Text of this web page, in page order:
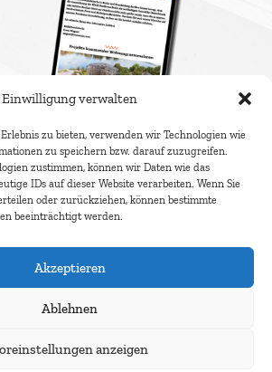
Einwilligung verwalten
zu bieten, verwenden wir Technologien wie
zu speichern bzw. darauf zuzugreifen.
zustimmen, können wir Daten wie das
IDs auf dieser Website verarbeiten. Wenn Sie
oder zurückziehen, können bestimmte
beeinträchtigt werden.
Akzeptieren
Ablehnen
anzeigen
Newsletter abonnieren